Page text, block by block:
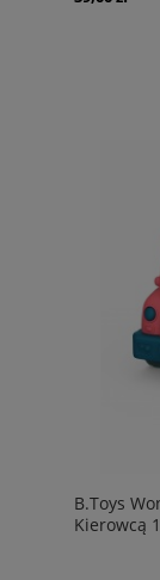
B.Toys
Kierowcą